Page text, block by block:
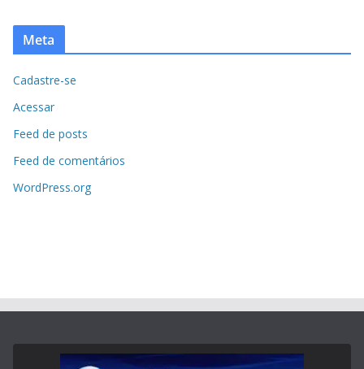
Meta
Cadastre-se
Acessar
Feed de posts
Feed de comentários
WordPress.org